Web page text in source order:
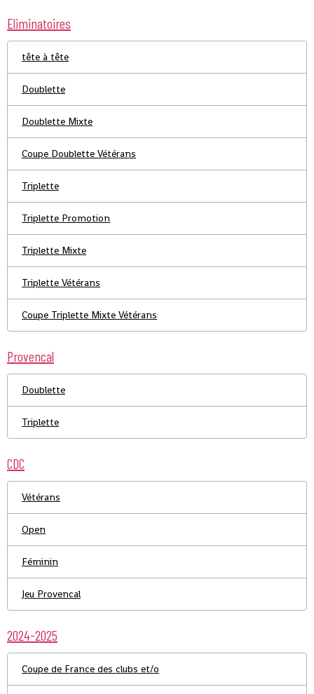
Eliminatoires
tête à tête
Doublette
Doublette Mixte
Coupe Doublette Vétérans
Triplette
Triplette Promotion
Triplette Mixte
Triplette Vétérans
Coupe Triplette Mixte Vétérans
Provencal
Doublette
Triplette
CDC
Vétérans
Open
Féminin
Jeu Provencal
2024-2025
Coupe de France des clubs et/o